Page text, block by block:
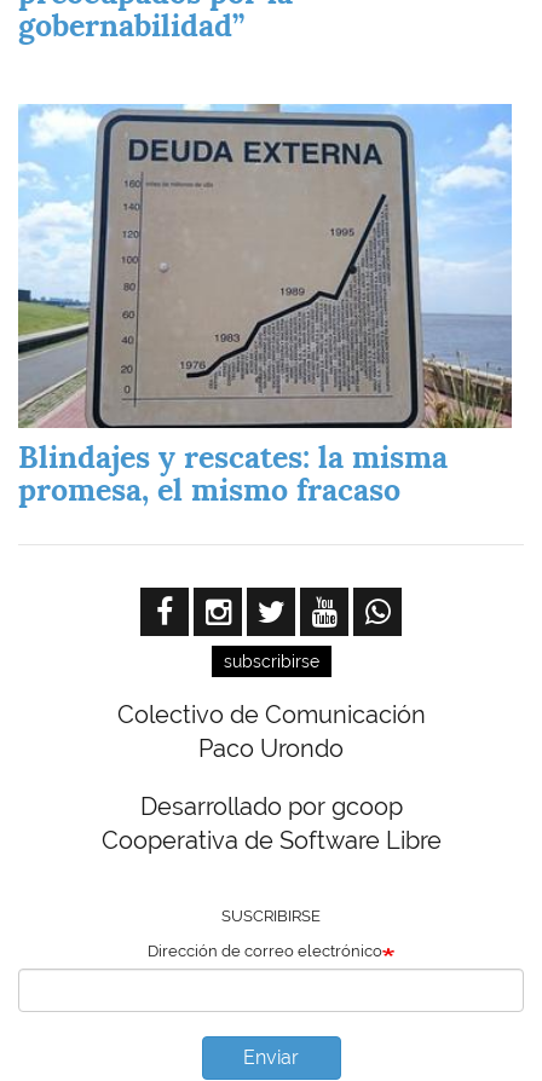
gobernabilidad”
Imagen
Blindajes y rescates: la misma
promesa, el mismo fracaso
subscribirse
Colectivo de Comunicación
Paco Urondo
Desarrollado por gcoop
Cooperativa de Software Libre
SUSCRIBIRSE
Dirección de correo electrónico
Enviar